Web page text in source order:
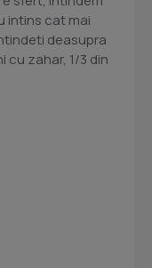
intins cat mai
deasupra
cu zahar, 1/3 din